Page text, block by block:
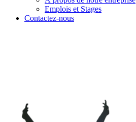
Emplois et Stages
Contactez-nous